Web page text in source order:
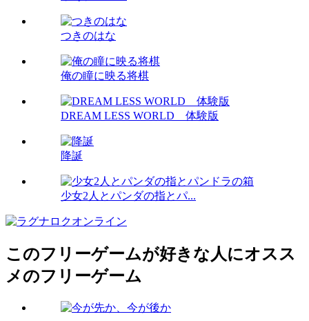
つきのはな
俺の瞳に映る将棋
DREAM LESS WORLD 体験版
降誕
少女2人とパンダの指とパ...
このフリーゲームが好きな人にオスス
メのフリーゲーム